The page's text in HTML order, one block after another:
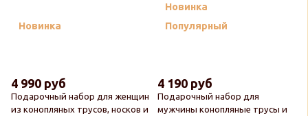
Новинка
Подарочный набор для женщин
из конопляных трусов, носков и
4 990 руб
Новинка
Популярный
Подарочный набор для
мужчины конопляные трусы и
4 190 руб